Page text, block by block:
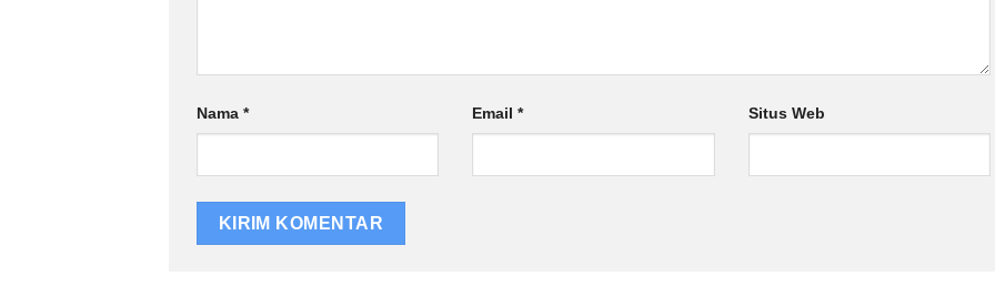
Nama * Email* Situs Web